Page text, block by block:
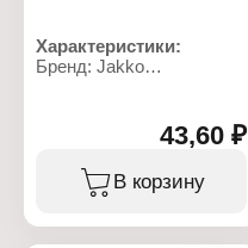
Характеристики:
Бренд: Jakko
Тип: компрессионый
Тип резьбы: нет
Диаметр присоединения:
Рабочее давление: до 10
43,60 ₽
В корзину